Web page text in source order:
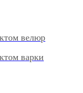
велюр
варки